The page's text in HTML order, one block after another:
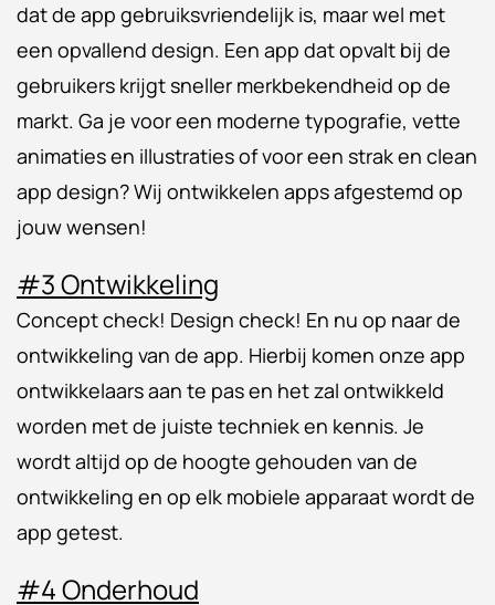
dat de app gebruiksvriendelijk is, maar wel met
een opvallend design. Een app dat opvalt bij de
gebruikers krijgt sneller merkbekendheid op de
markt. Ga je voor een moderne typografie, vette
animaties en illustraties of voor een strak en clean
app design? Wij ontwikkelen apps afgestemd op
jouw wensen!
#3 Ontwikkeling
Concept check! Design check! En nu op naar de
ontwikkeling van de app. Hierbij komen onze app
ontwikkelaars aan te pas en het zal ontwikkeld
worden met de juiste techniek en kennis. Je
wordt altijd op de hoogte gehouden van de
ontwikkeling en op elk mobiele apparaat wordt de
app getest.
#4 Onderhoud